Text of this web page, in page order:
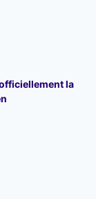
la